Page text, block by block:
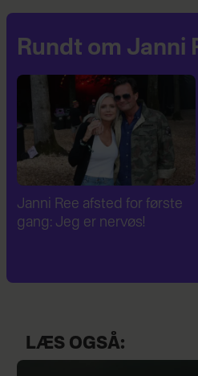
Rundt om Janni
Janni Ree er fascineret af 2.
verdenskrig: Har besøgt
LÆS OGSÅ: